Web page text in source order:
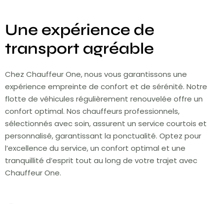
Une expérience de
transport agréable
Chez Chauffeur One, nous vous garantissons une
expérience empreinte de confort et de sérénité. Notre
flotte de véhicules régulièrement renouvelée offre un
confort optimal. Nos chauffeurs professionnels,
sélectionnés avec soin, assurent un service courtois et
personnalisé, garantissant la ponctualité. Optez pour
l’excellence du service, un confort optimal et une
tranquillité d’esprit tout au long de votre trajet avec
Chauffeur One.